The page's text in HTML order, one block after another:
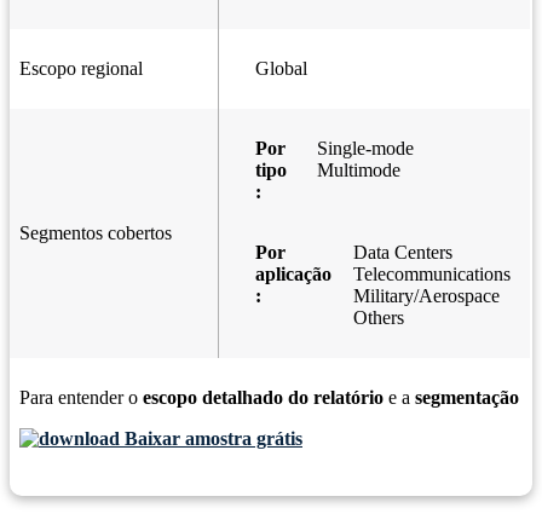
Escopo regional Global
Segmentos cobertos
Por
tipo
:
Single-mode
Multimode
Por
aplicação
:
Data Centers
Telecommunications
Military/Aerospace
Others
Para entender o escopo detalhado do relatório e a segmentação
Baixar amostra grátis